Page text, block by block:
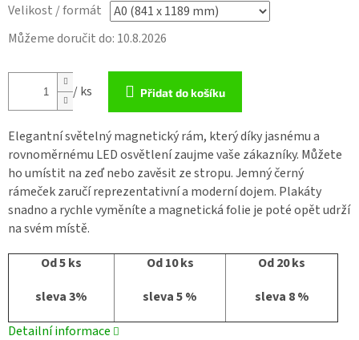
Velikost / formát
Můžeme doručit do: 10.8.2026
/ ks Přidat do košíku
Elegantní světelný magnetický rám, který díky jasnému a
rovnoměrnému LED osvětlení zaujme vaše zákazníky. Můžete
ho umístit na zeď nebo zavěsit ze stropu. Jemný černý
rámeček zaručí reprezentativní a moderní dojem. Plakáty
snadno a rychle vyměníte a magnetická folie je poté opět udrží
na svém místě.
Od 5 ks
sleva 3%
Od 10 ks
sleva 5 %
Od 20 ks
sleva 8 %
Detailní informace